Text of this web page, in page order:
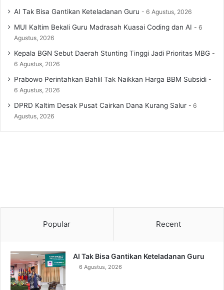
AI Tak Bisa Gantikan Keteladanan Guru 6 Agustus, 2026
MUI Kaltim Bekali Guru Madrasah Kuasai Coding dan AI
6
Agustus, 2026
Kepala BGN Sebut Daerah Stunting Tinggi Jadi Prioritas MBG
6 Agustus, 2026
Prabowo Perintahkan Bahlil Tak Naikkan Harga BBM Subsidi
6 Agustus, 2026
DPRD Kaltim Desak Pusat Cairkan Dana Kurang Salur
6
Agustus, 2026
Popular Recent
AI Tak Bisa Gantikan Keteladanan Guru
6 Agustus, 2026